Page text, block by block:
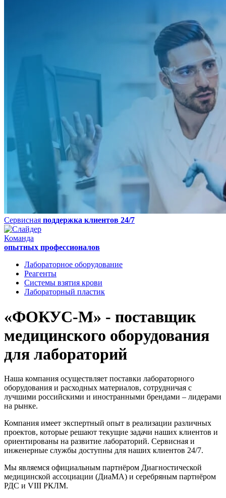
Сервисная поддержка клиентов 24/7
Команда
опытных профессионалов
Лабораторное оборудование
Реагенты
Системы взятия крови
Лабораторный пластик
«ФОКУС-М» - поставщик
медицинского оборудования
для лабораторий
Наша компания осуществляет поставки лабораторного
оборудования и расходных материалов, сотрудничая с
лучшими российскими и иностранными брендами – лидерами
на рынке.
Компания имеет экспертный опыт в реализации различных
проектов, которые решают текущие задачи наших клиентов и
ориентированы на развитие лабораторий. Сервисная и
инженерные службы доступны для наших клиентов 24/7.
Мы являемся официальным партнёром Диагностической
медицинской ассоциации (ДиаМА) и серебряным партнёром
РДС и VIII РКЛМ.